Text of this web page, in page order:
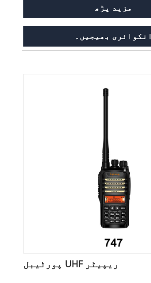
مزید پڑھ
انکوائری بھیجیں۔
پورٹیبل UHF ریپیٹر